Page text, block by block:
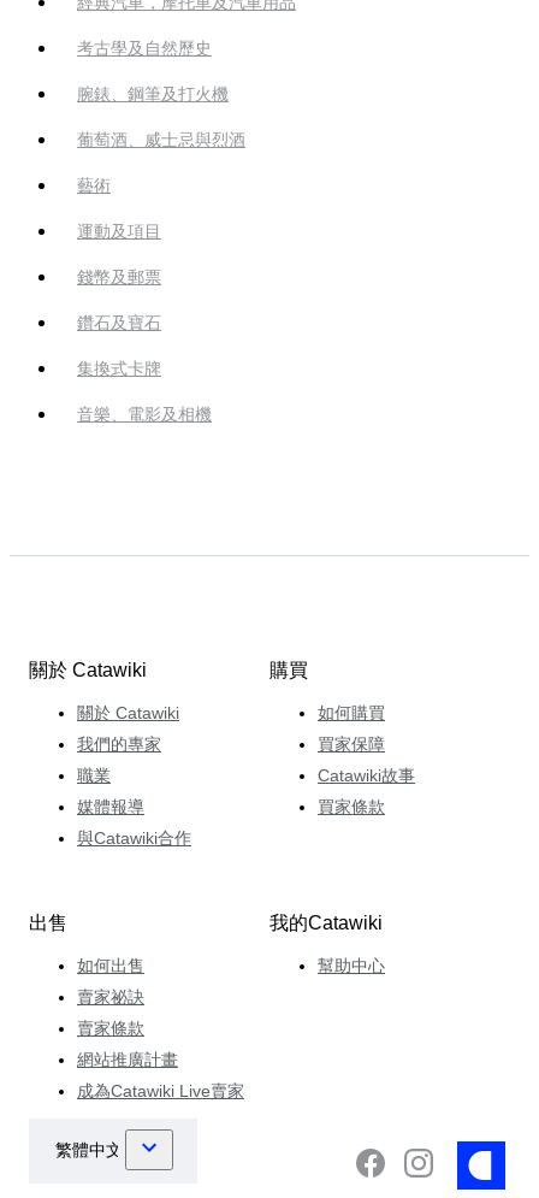
考古學及自然歷史
腕錶、鋼筆及打火機
葡萄酒、威士忌與烈酒
藝術
運動及項目
錢幣及郵票
鑽石及寶石
集換式卡牌
音樂、電影及相機
關於 Catawiki
關於 Catawiki
我們的專家
職業
媒體報導
與Catawiki合作
購買
如何購買
買家保障
Catawiki故事
買家條款
出售
如何出售
賣家祕訣
賣家條款
網站推廣計畫
成為Catawiki Live賣家
我的Catawiki
幫助中心